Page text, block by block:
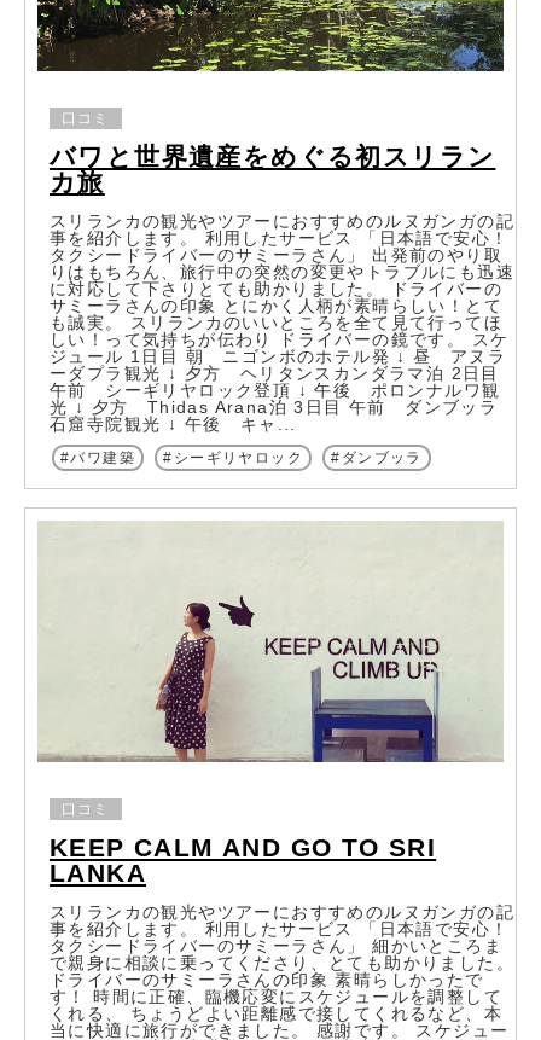
バワと世界遺産をめぐる初スリラン
カ旅
口コミ
スリランカの観光やツアーにおすすめのルヌガンガの記
事を紹介します。 利用したサービス 「日本語で安心！
タクシードライバーのサミーラさん」 出発前のやり取
りはもちろん、旅行中の突然の変更やトラブルにも迅速
に対応して下さりとても助かりました。 ドライバーの
サミーラさんの印象 とにかく人柄が素晴らしい！とて
も誠実。 スリランカのいいところを全て見て行ってほ
しい！って気持ちが伝わり ドライバーの鏡です。 スケ
ジュール 1日目 朝 ニゴンボのホテル発 ↓ 昼 アヌラ
ーダプラ観光 ↓ 夕方 ヘリタンスカンダラマ泊 2日目
午前 シーギリヤロック登頂 ↓ 午後 ポロンナルワ観
光 ↓ 夕方 Thidas Arana泊 3日目 午前 ダンブッラ
石窟寺院観光 ↓ 午後 キャ...
バワ建築 シーギリヤロック ダンブッラ
KEEP CALM AND GO TO SRI
LANKA
口コミ
スリランカの観光やツアーにおすすめのルヌガンガの記
事を紹介します。 利用したサービス 「日本語で安心！
タクシードライバーのサミーラさん」 細かいところま
で親身に相談に乗ってくださり、とても助かりました。
ドライバーのサミーラさんの印象 素晴らしかったで
す！ 時間に正確、臨機応変にスケジュールを調整して
くれる、 ちょうどよい距離感で接してくれるなど、本
当に快適に旅行ができました。 感謝です。 スケジュー